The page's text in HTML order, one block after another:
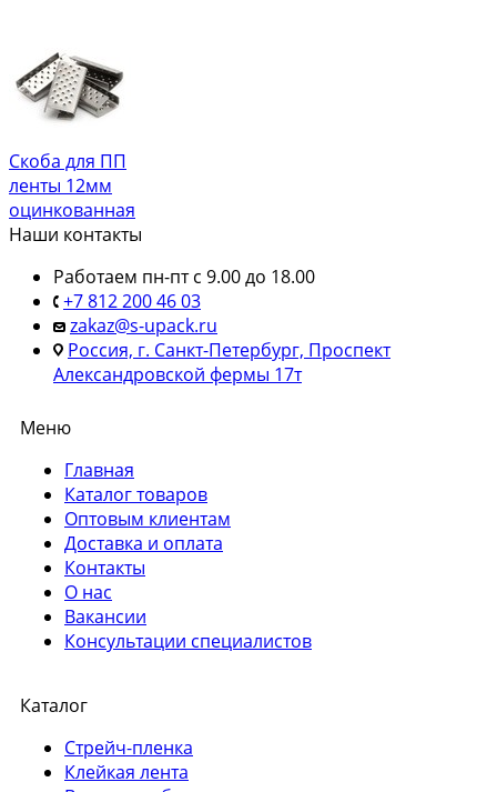
Скоба для ПП
ленты 12мм
оцинкованная
Наши контакты
Работаем пн-пт с 9.00 до 18.00
+7 812 200 46 03
zakaz@s-upack.ru
Россия, г. Санкт-Петербург, Проспект
Александровской фермы 17т
Меню
Главная
Каталог товаров
Оптовым клиентам
Доставка и оплата
Контакты
О нас
Вакансии
Консультации специалистов
Каталог
Стрейч-пленка
Клейкая лента